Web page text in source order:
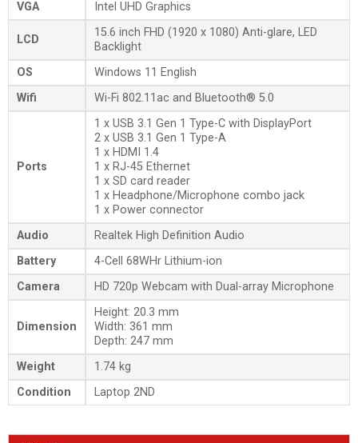
VGA
Intel UHD Graphics
LCD
15.6 inch FHD (1920 x 1080) Anti-glare, LED
Backlight
OS
Windows 11 English
Wifi
Wi-Fi 802.11ac and Bluetooth® 5.0
Ports
1 x USB 3.1 Gen 1 Type-C with DisplayPort
2 x USB 3.1 Gen 1 Type-A
1 x HDMI 1.4
1 x RJ-45 Ethernet
1 x SD card reader
1 x Headphone/Microphone combo jack
1 x Power connector
Audio
Realtek High Definition Audio
Battery
4-Cell 68WHr Lithium-ion
Camera
HD 720p Webcam with Dual-array Microphone
Dimension
Height: 20.3 mm
Width: 361 mm
Depth: 247 mm
Weight
1.74 kg
Condition
Laptop 2ND